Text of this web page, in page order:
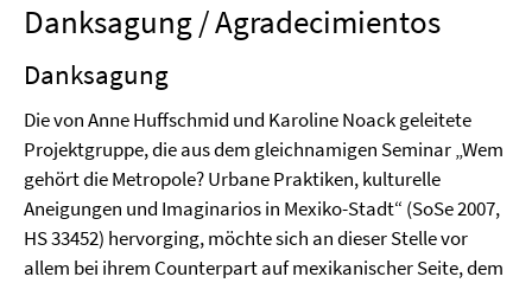
Danksagung / Agradecimientos
Danksagung
Die von Anne Huffschmid und Karoline Noack geleitete
Projektgruppe, die aus dem gleichnamigen Seminar „Wem
gehört die Metropole? Urbane Praktiken, kulturelle
Aneigungen und Imaginarios in Mexiko-Stadt“ (SoSe 2007,
HS 33452) hervorging, möchte sich an dieser Stelle vor
allem bei ihrem Counterpart auf mexikanischer Seite, dem